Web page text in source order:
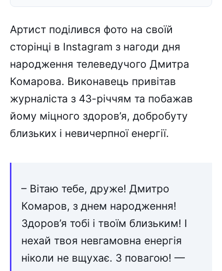
Артист поділився фото на своїй
сторінці в Instagram з нагоди дня
народження телеведучого Дмитра
Комарова. Виконавець привітав
журналіста з 43-річчям та побажав
йому міцного здоров’я, добробуту
близьких і невичерпної енергії.
– Вітаю тебе, друже! Дмитро
Комаров, з днем народження!
Здоров’я тобі і твоїм близьким! І
нехай твоя невгамовна енергія
ніколи не вщухає. З повагою! —